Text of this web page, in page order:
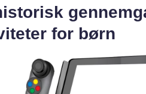
for børn